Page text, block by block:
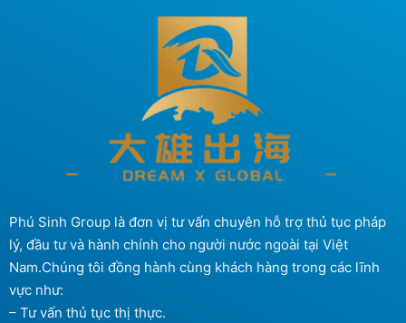
Phú Sinh Group là đơn vị tư vấn chuyên hỗ trợ thủ tục pháp
lý, đầu tư và hành chính cho người nước ngoài tại Việt
Nam.Chúng tôi đồng hành cùng khách hàng trong các lĩnh
vực như:
– Tư vấn thủ tục thị thực.